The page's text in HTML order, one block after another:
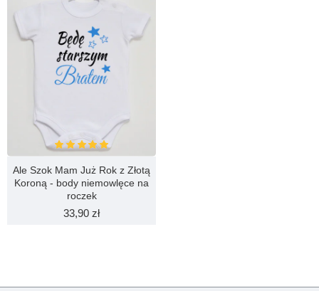
Ale Szok Mam Już Rok z Złotą
Koroną - body niemowlęce na
roczek
33,90 zł